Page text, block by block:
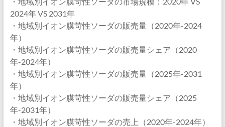
2024年 VS 2031年
・地域別イオン膜苛性ソーダの販売量（2020年-2024
年）
・地域別イオン膜苛性ソーダの販売量シェア（2020
年-2024年）
・地域別イオン膜苛性ソーダの販売量（2025年-2031
年）
・地域別イオン膜苛性ソーダの販売量シェア（2025
年-2031年）
・地域別イオン膜苛性ソーダの売上（2020年-2024年）